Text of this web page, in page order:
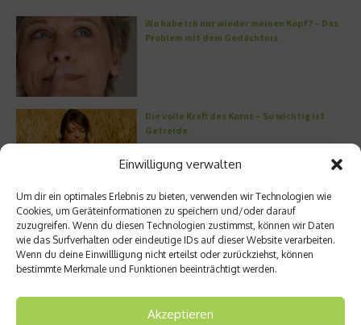
Einwilligung verwalten
Um dir ein optimales Erlebnis zu bieten, verwenden wir Technologien wie
Cookies, um Geräteinformationen zu speichern und/oder darauf
zuzugreifen. Wenn du diesen Technologien zustimmst, können wir Daten
wie das Surfverhalten oder eindeutige IDs auf dieser Website verarbeiten.
Wenn du deine Einwillligung nicht erteilst oder zurückziehst, können
bestimmte Merkmale und Funktionen beeinträchtigt werden.
Akzeptieren
Wo habe ich nur wieder meinen Kopf? – Das
Problem mit dem Gedächtnis
Die volle Kraft des Korns – So wichtig ist
Getreide
Entzündung der Nebenhöhlen: Symptome
und verschiedene Formen
Welches Ashwagandha sollte ich kaufen?